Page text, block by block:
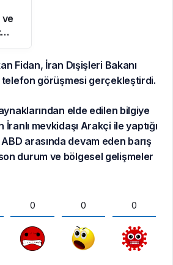
ve
Fidan, İran Dışişleri Bakanı
görüşmesi gerçekleştirdi.
elde edilen bilgiye
İranlı mevkidaşı Arakçi ile yaptığı
arasında devam eden barış
durum ve bölgesel gelişmeler
0 0 0